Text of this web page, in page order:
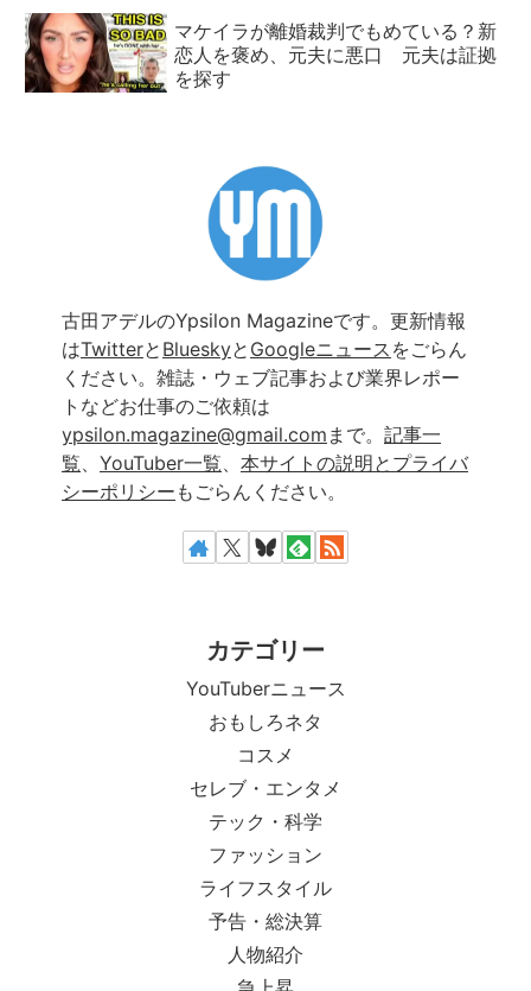
マケイラが離婚裁判でもめている？新
恋人を褒め、元夫に悪口 元夫は証拠
を探す
古田アデルのYpsilon Magazineです。更新情報
はTwitterと Blueskyと Googleニュース をごらん
ください。雑誌・ウェブ記事および業界レポー
トなどお仕事のご依頼は
ypsilon.magazine@gmail.com まで。 記事一
覧、 YouTuber一覧、 本サイトの説明とプライバ
シーポリシー もごらんください。
カテゴリー
YouTuberニュース
おもしろネタ
コスメ
セレブ・エンタメ
テック・科学
ファッション
ライフスタイル
予告・総決算
人物紹介